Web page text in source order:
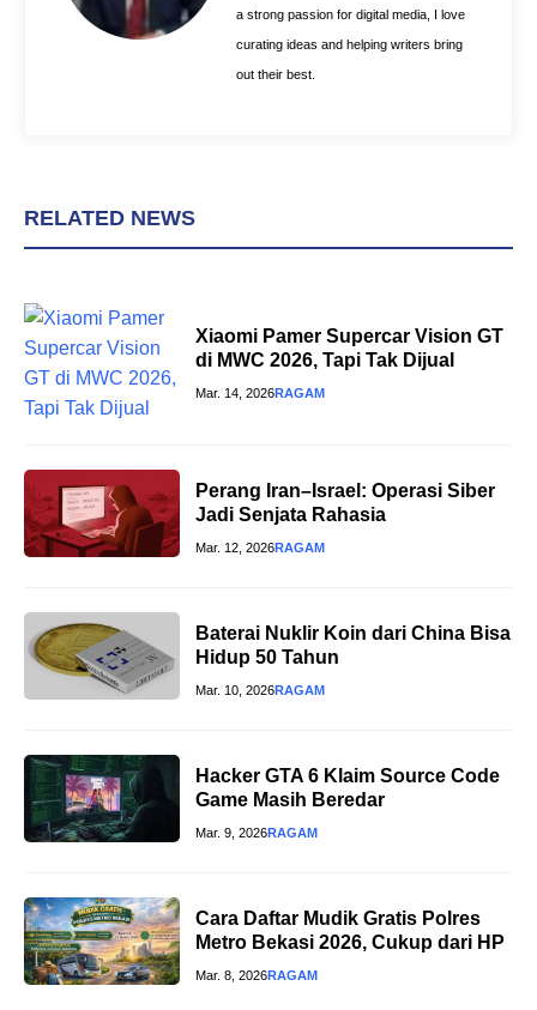
a strong passion for digital media, I love
curating ideas and helping writers bring
out their best.
RELATED NEWS
Xiaomi Pamer Supercar Vision GT
di MWC 2026, Tapi Tak Dijual
Mar. 14, 2026RAGAM
Perang Iran–Israel: Operasi Siber
Jadi Senjata Rahasia
Mar. 12, 2026RAGAM
Baterai Nuklir Koin dari China Bisa
Hidup 50 Tahun
Mar. 10, 2026RAGAM
Hacker GTA 6 Klaim Source Code
Game Masih Beredar
Mar. 9, 2026RAGAM
Cara Daftar Mudik Gratis Polres
Metro Bekasi 2026, Cukup dari HP
Mar. 8, 2026RAGAM